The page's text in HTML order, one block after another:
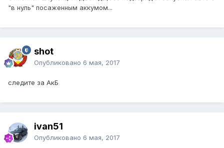
"в нуль" посаженным аккумом...
shot
Опубликовано 6 мая, 2017
следите за АкБ
ivan51
Опубликовано 6 мая, 2017